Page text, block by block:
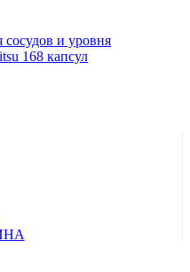
сосудов и уровня
168 капсул